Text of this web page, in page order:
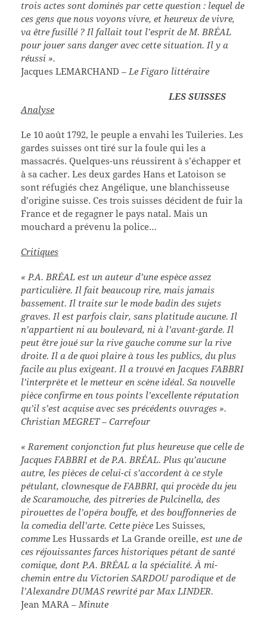
trois actes sont dominés par cette question : lequel de
ces gens que nous voyons vivre, et heureux de vivre,
va être fusillé ? Il fallait tout l’esprit de M. BRÉAL
pour jouer sans danger avec cette situation. Il y a
réussi ».
Jacques LEMARCHAND – Le Figaro littéraire
LES SUISSES
Analyse
Le 10 août 1792, le peuple a envahi les Tuileries. Les
gardes suisses ont tiré sur la foule qui les a
massacrés. Quelques-uns réussirent à s’échapper et
à sa cacher. Les deux gardes Hans et Latoison se
sont réfugiés chez Angélique, une blanchisseuse
d’origine suisse. Ces trois suisses décident de fuir la
France et de regagner le pays natal. Mais un
mouchard a prévenu la police…
Critiques
« P.A. BRÉAL est un auteur d’une espèce assez
particulière. Il fait beaucoup rire, mais jamais
bassement. Il traite sur le mode badin des sujets
graves. Il est parfois clair, sans platitude aucune. Il
n’appartient ni au boulevard, ni à l’avant-garde. Il
peut être joué sur la rive gauche comme sur la rive
droite. Il a de quoi plaire à tous les publics, du plus
facile au plus exigeant. Il a trouvé en Jacques FABBRI
l’interprète et le metteur en scène idéal. Sa nouvelle
pièce confirme en tous points l’excellente réputation
qu’il s’est acquise avec ses précédents ouvrages ».
Christian MEGRET – Carrefour
« Rarement conjonction fut plus heureuse que celle de
Jacques FABBRI et de P.A. BRÉAL. Plus qu’aucune
autre, les pièces de celui-ci s’accordent à ce style
pétulant, clownesque de FABBRI, qui procède du jeu
de Scaramouche, des pitreries de Pulcinella, des
pirouettes de l’opéra bouffe, et des bouffonneries de
la comedia dell’arte. Cette pièce Les Suisses,
comme Les Hussards et La Grande oreille, est une de
ces réjouissantes farces historiques pétant de santé
comique, dont P.A. BRÉAL a la spécialité. À mi-
chemin entre du Victorien SARDOU parodique et de
l’Alexandre DUMAS rewrité par Max LINDER.
Jean MARA – Minute